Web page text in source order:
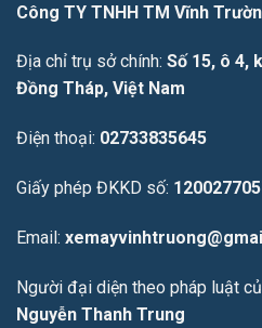
Công TY TNHH TM Vĩnh
Địa chỉ trụ sở chính: Số 15, ô 4,
Đồng Tháp, Việt Nam
Điện thoại: 02733835645
Giấy phép ĐKKD số:
Email:
Người đại diện theo pháp luật
Nguyễn Thanh Trung